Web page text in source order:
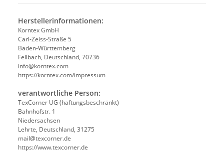
Herstellerinformationen:
Korntex GmbH
Carl-Zeiss-Straße 5
Baden-Württemberg
Fellbach, Deutschland, 70736
info@korntex.com
https://korntex.com/impressum
verantwortliche Person:
TexCorner UG (haftungsbeschränkt)
Bahnhofstr. 1
Niedersachsen
Lehrte, Deutschland, 31275
mail@texcorner.de
https://www.texcorner.de